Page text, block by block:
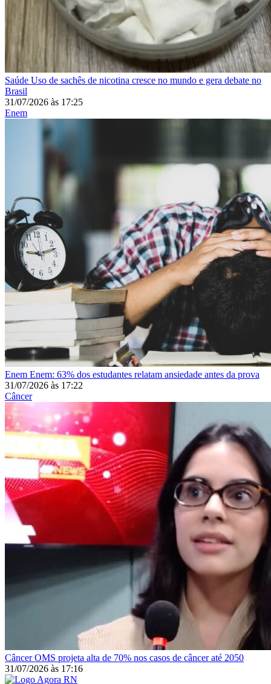
Saúde Uso de sachês de nicotina cresce no mundo e gera debate no
Brasil
31/07/2026 às 17:25
Enem
Enem Enem: 63% dos estudantes relatam ansiedade antes da prova
31/07/2026 às 17:22
Câncer
CâncerOMS projeta alta de 70% nos casos de câncer até 2050
31/07/2026 às 17:16